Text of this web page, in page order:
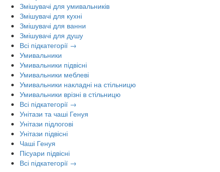
Змішувачі для умивальників
Змішувачі для кухні
Змішувачі для ванни
Змішувачі для душу
Всі підкатегорії →
Умивальники
Умивальники підвісні
Умивальники меблеві
Умивальники накладні на стільницю
Умивальники врізні в стільницю
Всі підкатегорії →
Унітази та чаші Генуя
Унітази підлогові
Унітази підвісні
Чаші Генуя
Пісуари підвісні
Всі підкатегорії →